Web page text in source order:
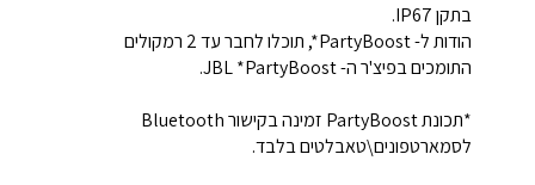
בתקן IP67.
הודות ל- PartyBoost*, תוכלו לחבר עד 2 רמקולים
התומכים בפיצ'ר ה- JBL *PartyBoost.
*תכונת PartyBoost זמינה בקישור Bluetooth
לסמארטפונים\טאבלטים בלבד.